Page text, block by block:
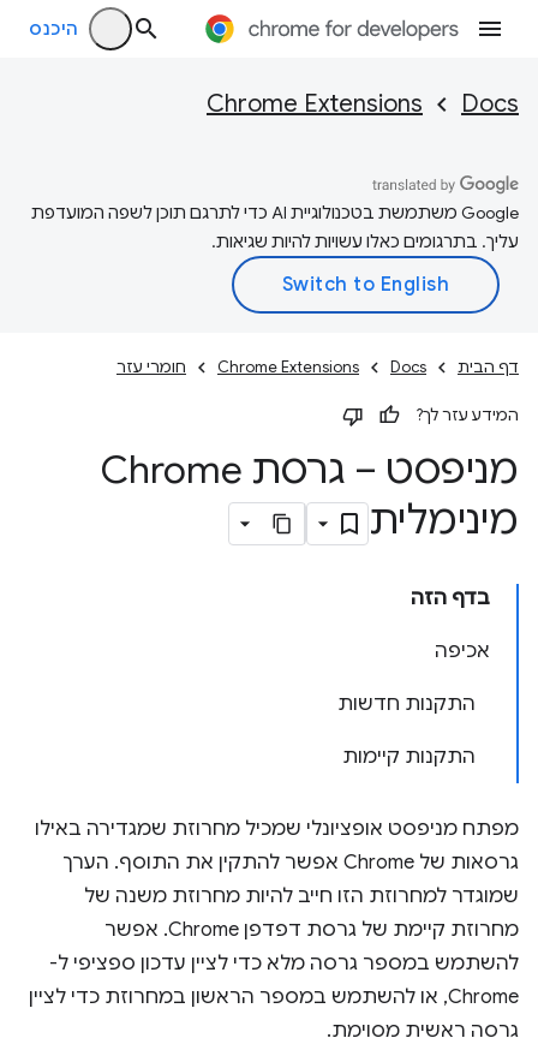
היכנס
Docs
Chrome Extensions
‫Google משתמשת בטכנולוגיית AI כדי לתרגם תוכן לשפה המועדפת
עליך. בתרגומים כאלו עשויות להיות שגיאות.
דף הבית Docs
Chrome Extensions חומרי עזר
המידע עזר לך?
מניפסט – גרסת Chrome
מינימלית
בדף הזה
אכיפה
התקנות חדשות
התקנות קיימות
מפתח מניפסט אופציונלי שמכיל מחרוזת שמגדירה באילו
גרסאות של Chrome אפשר להתקין את התוסף. הערך
שמוגדר למחרוזת הזו חייב להיות מחרוזת משנה של
מחרוזת קיימת של גרסת דפדפן Chrome. אפשר
להשתמש במספר גרסה מלא כדי לציין עדכון ספציפי ל-
Chrome, או להשתמש במספר הראשון במחרוזת כדי לציין
גרסה ראשית מסוימת.